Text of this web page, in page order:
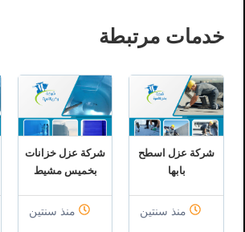
خدمات مرتبطة
شركة عزل اسطح
بابها
منذ سنتين
شركة عزل خزانات
بخميس مشيط
منذ سنتين